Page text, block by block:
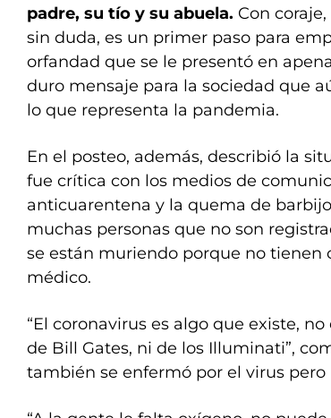
padre, su tío y su abuela. Con
sin duda, es un primer paso para
orfandad que se le presentó en
duro mensaje para la sociedad que
lo que representa la pandemia.
En el posteo, además, describió la
fue crítica con los medios de
anticuarentena y la quema de
muchas personas que no son
se están muriendo porque no tienen
médico.
“El coronavirus es algo que existe,
de Bill Gates, ni de los Illuminati”,
también se enfermó por el virus pero